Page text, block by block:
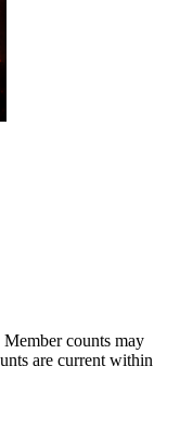
Member counts may
are current within